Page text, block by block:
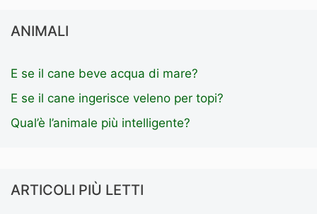
ANIMALI
E se il cane beve acqua di mare?
E se il cane ingerisce veleno per topi?
Qual’è l’animale più intelligente?
ARTICOLI PIÙ LETTI